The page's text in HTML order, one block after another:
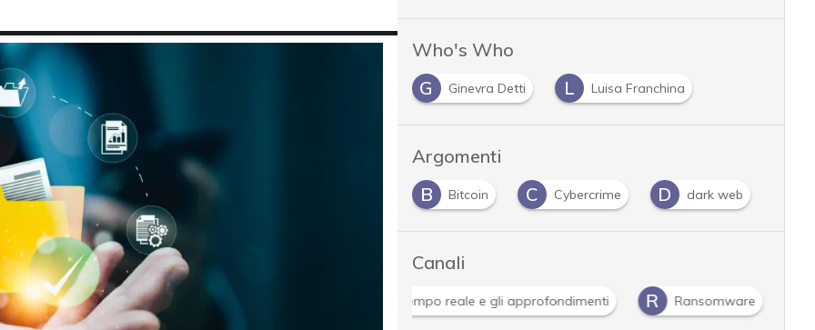
Who's Who
G
Ginevra Detti L Luisa Franchina
Argomenti
B Bitcoin C Cybercrime D dark web
Canali
Attacchi hacker e Malware: le ultime news in tempo reale e gli approfondimenti R Ransomware